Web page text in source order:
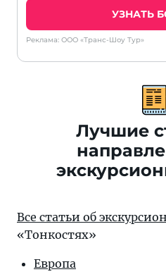
УЗНАТЬ
Реклама: ООО «Транс-Шоу Тур»
Лучшие
Все статьи об
«Тонкостях»
Европа